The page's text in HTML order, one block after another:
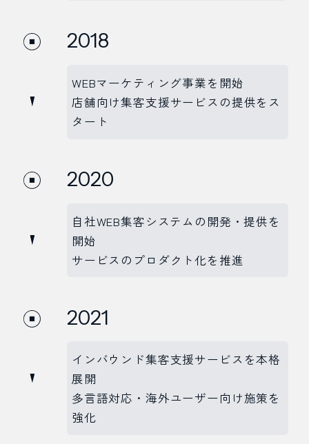
2018
WEBマーケティング事業を開始
店舗向け集客支援サービスの提供をス
タート
2020
自社WEB集客システムの開発・提供を
開始
サービスのプロダクト化を推進
2021
インバウンド集客支援サービスを本格
展開
多言語対応・海外ユーザー向け施策を
強化